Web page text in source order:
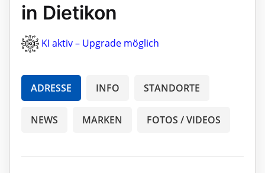
in Dietikon
KI aktiv – Upgrade möglich
ADRESSE INFO STANDORTE
NEWS MARKEN FOTOS / VIDEOS